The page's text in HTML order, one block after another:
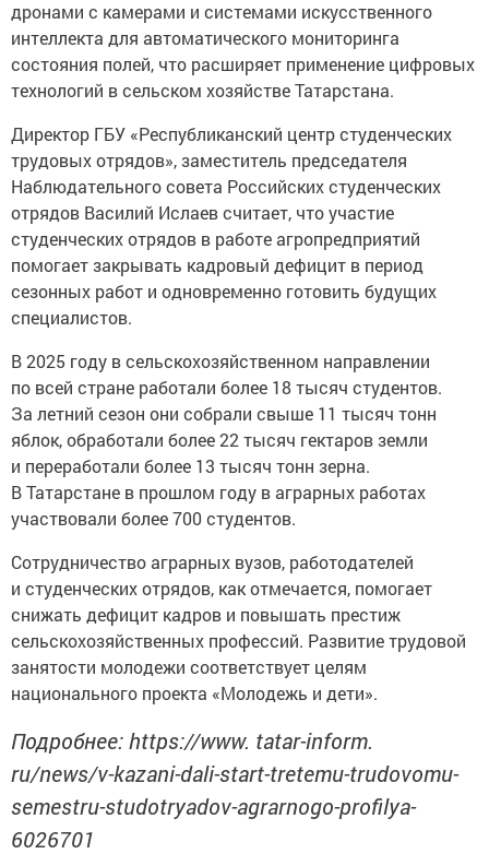
дронами с камерами и системами искусственного
интеллекта для автоматического мониторинга
состояния полей, что расширяет применение цифровых
технологий в сельском хозяйстве Татарстана.
Директор ГБУ «Республиканский центр студенческих
трудовых отрядов», заместитель председателя
Наблюдательного совета Российских студенческих
отрядов Василий Ислаев считает, что участие
студенческих отрядов в работе агропредприятий
помогает закрывать кадровый дефицит в период
сезонных работ и одновременно готовить будущих
специалистов.
В 2025 году в сельскохозяйственном направлении
по всей стране работали более 18 тысяч студентов.
За летний сезон они собрали свыше 11 тысяч тонн
яблок, обработали более 22 тысяч гектаров земли
и переработали более 13 тысяч тонн зерна.
В Татарстане в прошлом году в аграрных работах
участвовали более 700 студентов.
Сотрудничество аграрных вузов, работодателей
и студенческих отрядов, как отмечается, помогает
снижать дефицит кадров и повышать престиж
сельскохозяйственных профессий. Развитие трудовой
занятости молодежи соответствует целям
национального проекта «Молодежь и дети».
Подробнее: https://www. tatar-inform.
ru/news/v-kazani-dali-start-tretemu-trudovomu-
semestru-studotryadov-agrarnogo-profilya-
6026701